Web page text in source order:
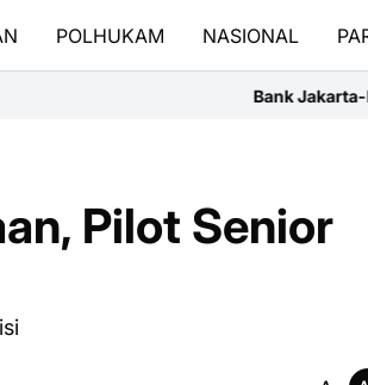
POLHUKAM NASIONAL
Bank Jakarta-Persija "United for
Pilot Senior